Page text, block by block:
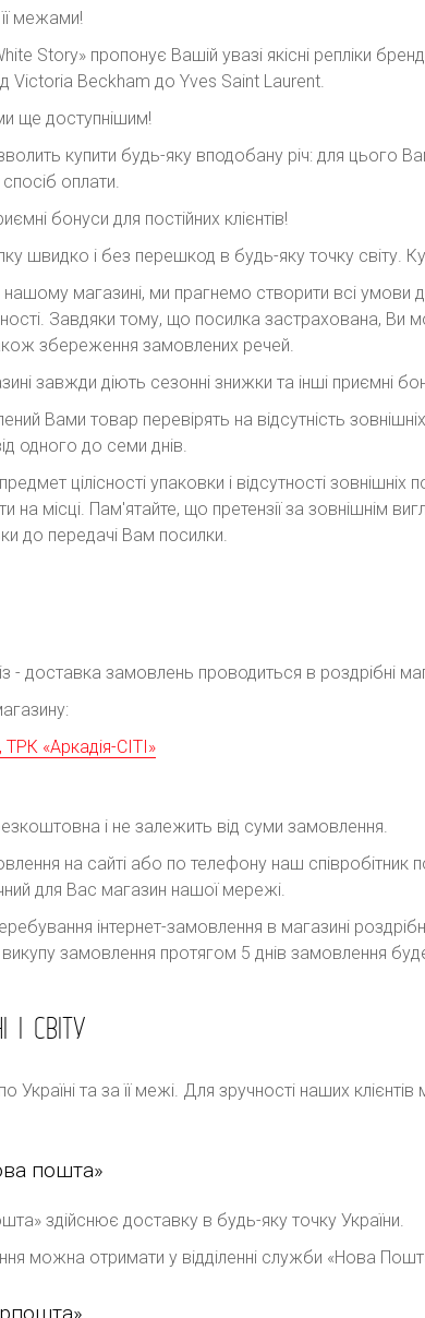
її межами!
Story» пропонує Вашій увазі якісні репліки
від Victoria Beckham до Yves Saint Laurent.
ще доступнішим!
купити будь-яку вподобану річ: для цього
оплати.
бонуси для постійних клієнтів!
швидко і без перешкод в будь-яку точку світу.
магазині, ми прагнемо створити всі умови
Завдяки тому, що посилка застрахована, Ви
збереження замовлених речей.
завжди діють сезонні знижки та інші приємні
Вами товар перевірять на відсутність
одного до семи днів.
цілісності упаковки і відсутності
на місці. Пам'ятайте, що претензії за зовнішнім
до передачі Вам посилки.
- доставка замовлень проводиться в роздрібні
«Аркадія-СІТІ»
і не залежить від суми замовлення.
на сайті або по телефону наш співробітник
для Вас магазин нашої мережі.
інтернет-замовлення в магазині
замовлення протягом 5 днів замовлення
СВІТУ
та за її межі. Для зручності наших
пошта»
здійснює доставку в будь-яку точку України.
можна отримати у відділенні служби «Нова